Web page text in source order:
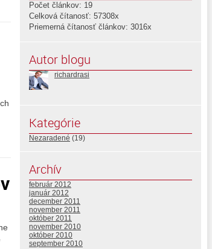
Počet článkov: 19
Celková čítanosť: 57308x
Priemerná čítanosť článkov: 3016x
Autor blogu
richardrasi
Kategórie
Nezaradené (19)
Archív
február 2012
január 2012
december 2011
november 2011
október 2011
november 2010
október 2010
september 2010